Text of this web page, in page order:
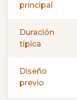
principal
Duración
típica
Diseño
previo